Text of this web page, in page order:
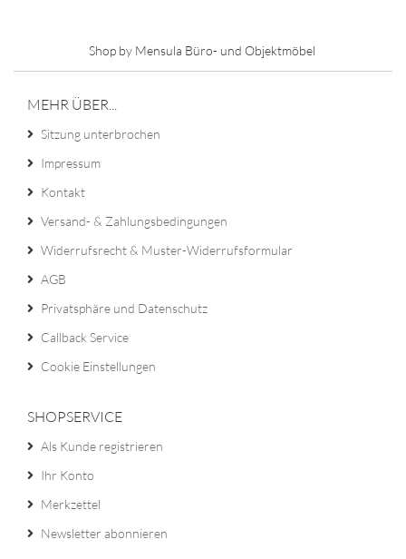
Shop by Mensula Büro- und Objektmöbel
MEHR ÜBER...
Sitzung unterbrochen
Impressum
Kontakt
Versand- & Zahlungsbedingungen
Widerrufsrecht & Muster-Widerrufsformular
AGB
Privatsphäre und Datenschutz
Callback Service
Cookie Einstellungen
SHOPSERVICE
Als Kunde registrieren
Ihr Konto
Merkzettel
Newsletter abonnieren